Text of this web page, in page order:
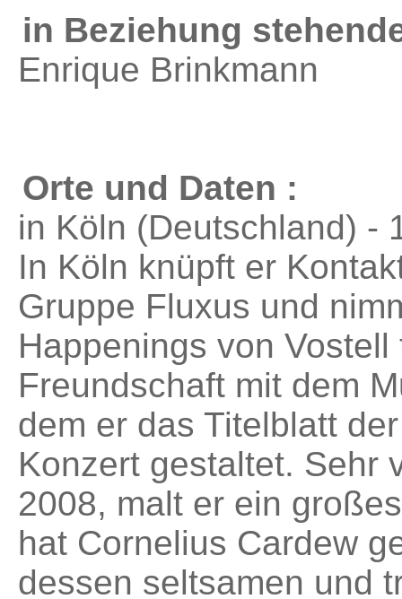
in Beziehung
Enrique Brinkmann
Orte und Daten :
in Köln (Deutschland) -
In Köln knüpft er
Gruppe Fluxus und
Happenings von
Freundschaft mit dem
dem er das Titelblatt
Konzert gestaltet. Sehr
2008, malt er ein
hat Cornelius Cardew
dessen seltsamen und